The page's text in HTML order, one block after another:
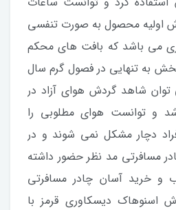
اولیه محصول به صورت تنفسی
می باشد که بافت های محکم
بخش به تنهایی در فصول گرم سال
شاهد گردش هوای آزاد در
و توانست هوای مطلوبی را
دچار مشکل نمی شوند و در
مسافرتی مد نظر حضور داشته
و خرید آسان چادر مسافرتی
اسنوهاک دیسکاوری قرمز با